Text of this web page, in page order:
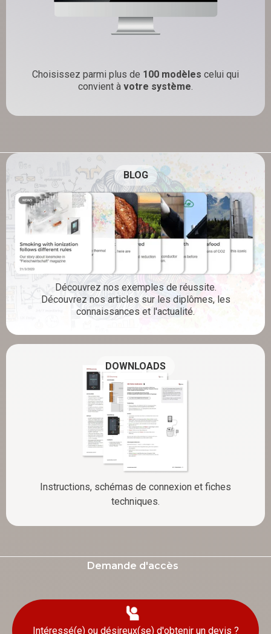
Choisissez parmi plus de 100 modèles celui qui
convient à votre système.
BLOG
Découvrez nos exemples de réussite.
Découvrez nos articles sur les diplômes, les
connaissances et l'actualité.
DOWNLOADS
Instructions, schémas de connexion et fiches
techniques.
Demande d'accès
Intéressé(e) ou désireux(se) d'obtenir un devis ?